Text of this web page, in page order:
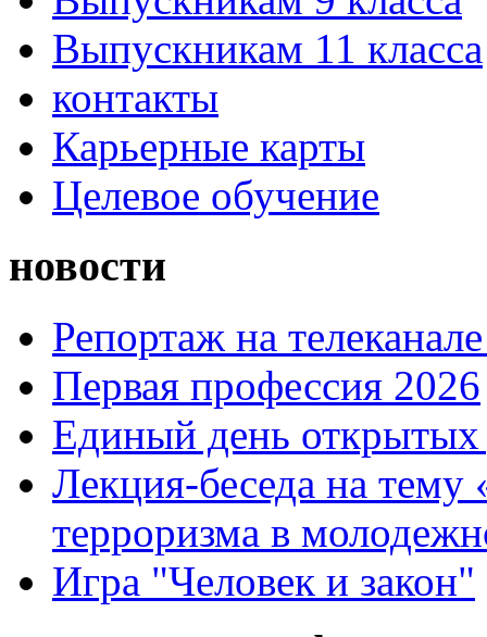
Выпускникам 11 класса
контакты
Карьерные карты
Целевое обучение
новости
Репортаж на
Первая профессия 2026
Единый день открытых
Лекция-беседа на тему
терроризма в
Игра "Человек и закон"